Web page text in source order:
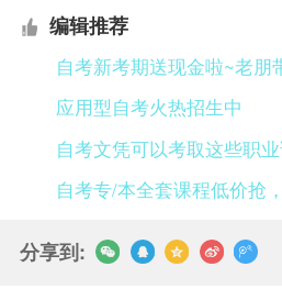
编辑推荐
自考新考期送现金啦~老朋
应用型自考火热招生中
自考文凭可以考取这些职业
自考专/本全套课程低价抢
分享到: